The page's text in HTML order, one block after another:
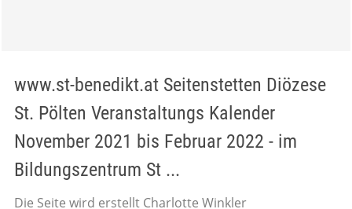
www.st-benedikt.at Seitenstetten Diözese
St. Pölten Veranstaltungs Kalender
November 2021 bis Februar 2022 - im
Bildungszentrum St ...
Die Seite wird erstellt Charlotte Winkler